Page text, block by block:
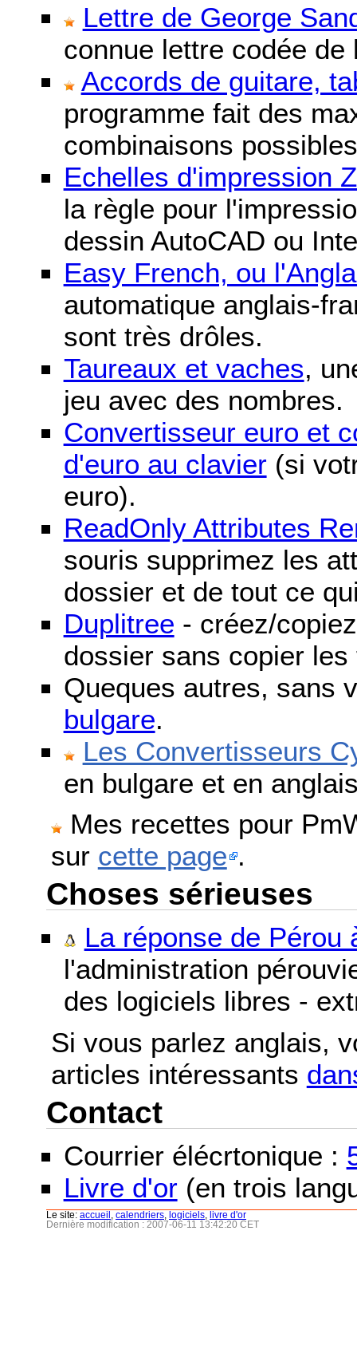
Lettre de George
connue lettre codée
Accords de guitare,
programme fait des
combinaisons
Echelles d'impression
la règle pour
dessin AutoCAD ou
Easy French, ou
automatique anglais-
sont très drôles.
Taureaux et vaches,
jeu avec des nombres.
Convertisseur euro et
d'euro au clavier (si
euro).
ReadOnly Attributes
souris supprimez les
dossier et de tout ce
Duplitree - créez/
dossier sans copier les
Queques autres, sans
bulgare.
Les Convertisseurs
en bulgare et en
Mes recettes pour
sur cette page .
Choses sérieuses
La réponse de Pérou
l'administration
des logiciels libres -
Si vous parlez anglais,
articles intéressants
Contact
Courrier élécrtonique :
Livre d'or (en trois
Le site: accueil calendriers logiciels
livre d'or
Dernière modification : 2007-06-11 13:42:20 CET